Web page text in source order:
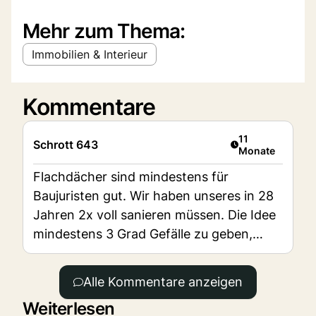
Mehr zum Thema:
Immobilien & Interieur
Kommentare
Schrott 643 Artikel
11
Monate
Flachdächer sind mindestens für
Baujuristen gut. Wir haben unseres in 28
Jahren 2x voll sanieren müssen. Die Idee
mindestens 3 Grad Gefälle zu geben,
hätte das möglicherweise verhindert.
Alle Kommentare anzeigen
Weiterlesen